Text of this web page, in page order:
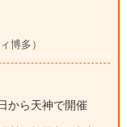
博多）
から天神で開催